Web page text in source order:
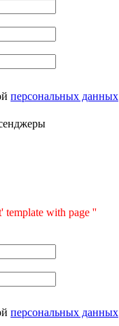
персональных данных
template with page ''
персональных данных